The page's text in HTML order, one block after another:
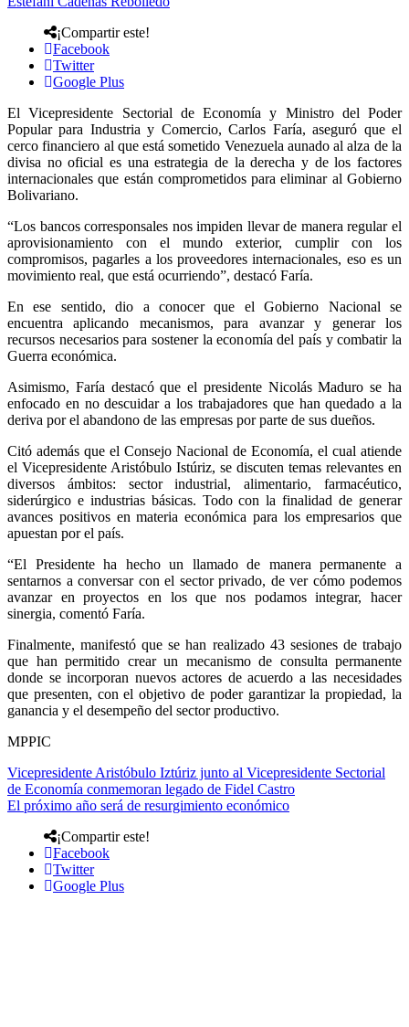
¡Compartir este!
Facebook
Twitter
Google Plus
El Vicepresidente Sectorial de Economía y Ministro del Poder
Popular para Industria y Comercio, Carlos Faría, aseguró que el
cerco financiero al que está sometido Venezuela aunado al alza de la
divisa no oficial es una estrategia de la derecha y de los factores
internacionales que están comprometidos para eliminar al Gobierno
Bolivariano.
“Los bancos corresponsales nos impiden llevar de manera regular el
aprovisionamiento con el mundo exterior, cumplir con los
compromisos, pagarles a los proveedores internacionales, eso es un
movimiento real, que está ocurriendo”, destacó Faría.
En ese sentido, dio a conocer que el Gobierno Nacional se
encuentra aplicando mecanismos, para avanzar y generar los
recursos necesarios para sostener la economía del país y combatir la
Guerra económica.
Asimismo, Faría destacó que el presidente Nicolás Maduro se ha
enfocado en no descuidar a los trabajadores que han quedado a la
deriva por el abandono de las empresas por parte de sus dueños.
Citó además que el Consejo Nacional de Economía, el cual atiende
el Vicepresidente Aristóbulo Istúriz, se discuten temas relevantes en
diversos ámbitos: sector industrial, alimentario, farmacéutico,
siderúrgico e industrias básicas. Todo con la finalidad de generar
avances positivos en materia económica para los empresarios que
apuestan por el país.
“El Presidente ha hecho un llamado de manera permanente a
sentarnos a conversar con el sector privado, de ver cómo podemos
avanzar en proyectos en los que nos podamos integrar, hacer
sinergia, comentó Faría.
Finalmente, manifestó que se han realizado 43 sesiones de trabajo
que han permitido crear un mecanismo de consulta permanente
donde se incorporan nuevos actores de acuerdo a las necesidades
que presenten, con el objetivo de poder garantizar la propiedad, la
ganancia y el desempeño del sector productivo.
MPPIC
Vicepresidente Aristóbulo Iztúriz junto al Vicepresidente Sectorial
de Economía conmemoran legado de Fidel Castro
El próximo año será de resurgimiento económico
¡Compartir este!
Facebook
Twitter
Google Plus